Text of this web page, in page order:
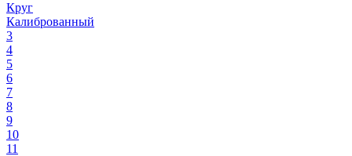
Круг
Калиброванный
3
4
5
6
7
8
9
10
11